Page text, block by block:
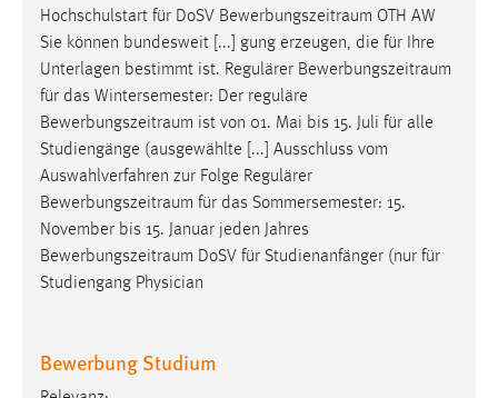
Hochschulstart für DoSV Bewerbungszeitraum OTH AW
Sie können bundesweit [...] gung erzeugen, die für Ihre
Unterlagen bestimmt ist. Regulärer Bewerbungszeitraum
für das Wintersemester: Der reguläre
Bewerbungszeitraum ist von 01. Mai bis 15. Juli für alle
Studiengänge (ausgewählte [...] Ausschluss vom
Auswahlverfahren zur Folge Regulärer
Bewerbungszeitraum für das Sommersemester: 15.
November bis 15. Januar jeden Jahres
Bewerbungszeitraum DoSV für Studienanfänger (nur für
Studiengang Physician
Bewerbung Studium